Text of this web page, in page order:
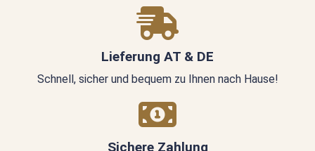
Lieferung AT & DE
Schnell, sicher und bequem zu Ihnen nach Hause!
Sichere Zahlung